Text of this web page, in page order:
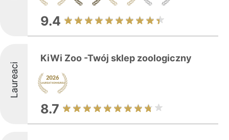
9.4
Laureaci
KiWi Zoo -Twój sklep zoologiczny
8.7